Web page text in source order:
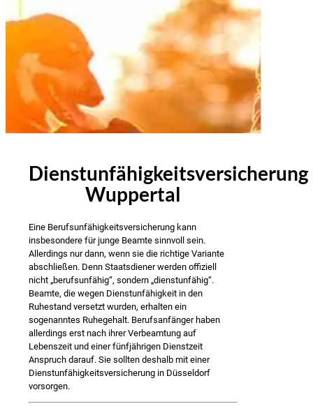
Dienstunfähigkeitsversicherung
Wuppertal
Eine Berufsunfähigkeitsversicherung kann
insbesondere für junge Beamte sinnvoll sein.
Allerdings nur dann, wenn sie die richtige Variante
abschließen. Denn Staatsdiener werden offiziell
nicht „berufsunfähig“, sondern „dienstunfähig“.
Beamte, die wegen Dienstunfähigkeit in den
Ruhestand versetzt wurden, erhalten ein
sogenanntes Ruhegehalt. Berufsanfänger haben
allerdings erst nach ihrer Verbeamtung auf
Lebenszeit und einer fünfjährigen Dienstzeit
Anspruch darauf. Sie sollten deshalb mit einer
Dienstunfähigkeitsversicherung in Düsseldorf
vorsorgen.